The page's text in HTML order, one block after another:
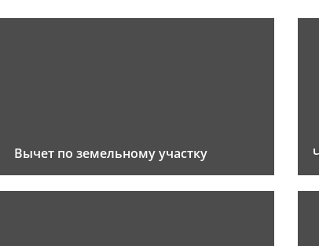
Вычет по земельному участку